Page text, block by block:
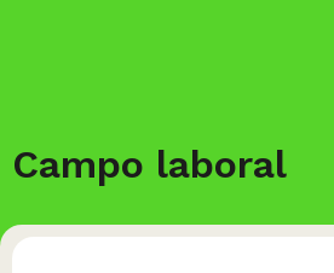
Campo laboral